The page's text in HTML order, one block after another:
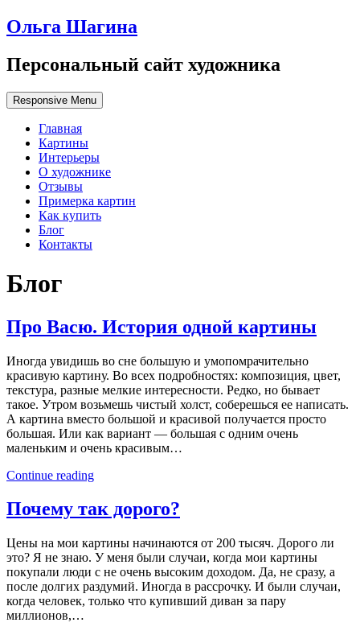
Ольга Шагина
Персональный сайт художника
Responsive Menu
Главная
Картины
Интерьеры
О художнике
Отзывы
Примерка картин
Как купить
Блог
Контакты
Блог
Про Васю. История одной картины
Иногда увидишь во сне большую и умопомрачительно
красивую картину. Во всех подробностях: композиция, цвет,
текстура, разные мелкие интересности. Редко, но бывает
такое. Утром возьмешь чистый холст, соберешься ее написать.
А картина вместо большой и красивой получается просто
большая. Или как вариант — большая с одним очень
маленьким и очень красивым…
Continue reading
Почему так дорого?
Цены на мои картины начинаются от 200 тысяч. Дорого ли
это? Я не знаю. У меня были случаи, когда мои картины
покупали люди с не очень высоким доходом. Да, не сразу, а
после долгих раздумий. Иногда в рассрочку. И были случаи,
когда человек, только что купивший диван за пару
миллионов,…